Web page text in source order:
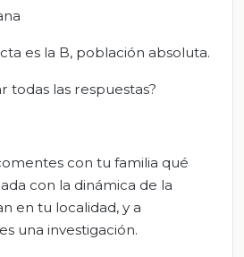
es la B, población absoluta.
todas las respuestas?
con tu familia qué
con la dinámica de la
en tu localidad, y a
una investigación.